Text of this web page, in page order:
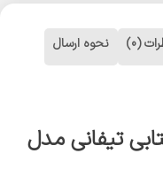
(0) نحوه ارسال
تیفانی مدل